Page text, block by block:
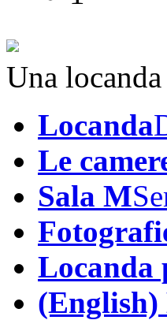
Una
Locanda
Le
Sala M
Locanda
(English)